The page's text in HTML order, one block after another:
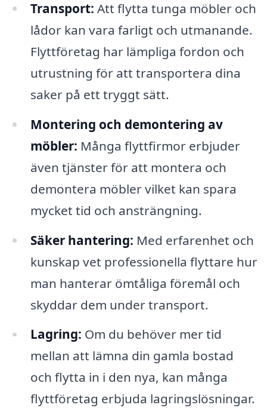
Transport: Att flytta tunga möbler och
lådor kan vara farligt och utmanande.
Flyttföretag har lämpliga fordon och
utrustning för att transportera dina
saker på ett tryggt sätt.
Montering och demontering av
möbler: Många flyttfirmor erbjuder
även tjänster för att montera och
demontera möbler vilket kan spara
mycket tid och ansträngning.
Säker hantering: Med erfarenhet och
kunskap vet professionella flyttare hur
man hanterar ömtåliga föremål och
skyddar dem under transport.
Lagring: Om du behöver mer tid
mellan att lämna din gamla bostad
och flytta in i den nya, kan många
flyttföretag erbjuda lagringslösningar.